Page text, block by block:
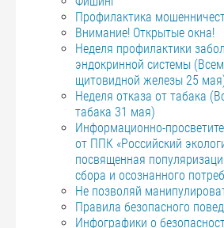
Профилактика
Внимание! Открытые окна!
Неделя профилактики
эндокринной системы
щитовидной железы 25
Неделя отказа от табака
табака 31 мая)
Информационно-
от ППК «Российский
посвященная
сбора и осознанного
Не позволяй
Правила безопасного
Инфографики о